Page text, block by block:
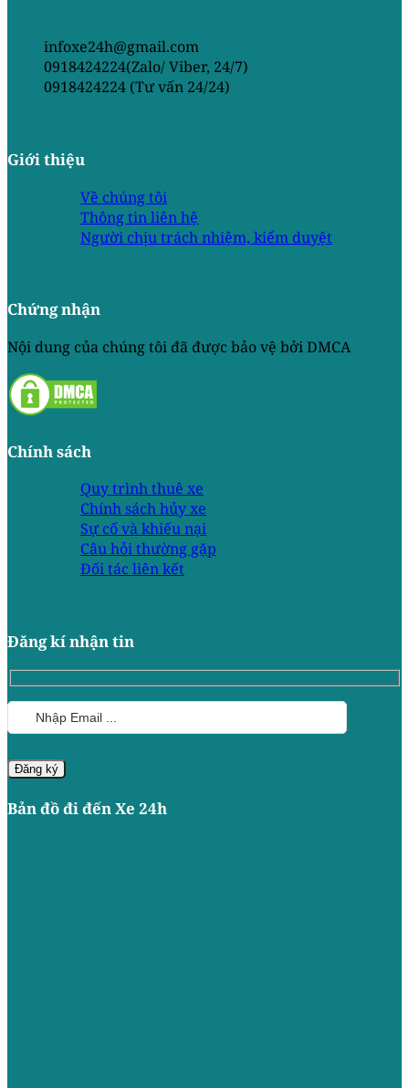
infoxe24h@gmail.com
0918424224(Zalo/ Viber, 24/7)
0918424224 (Tư vấn 24/24)
Giới thiệu
Về chúng tôi
Thông tin liên hệ
Người chịu trách nhiệm, kiểm duyệt
Chứng nhận
Nội dung của chúng tôi đã được bảo vệ bởi DMCA
Chính sách
Quy trình thuê xe
Chính sách hủy xe
Sự cố và khiếu nại
Câu hỏi thường gặp
Đối tác liên kết
Đăng kí nhận tin
Bản đồ đi đến Xe 24h